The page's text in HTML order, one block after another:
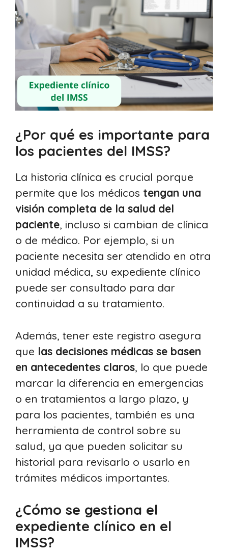
¿Por qué es importante para
los pacientes del IMSS?
La historia clínica es crucial porque
permite que los médicos tengan una
visión completa de la salud del
paciente, incluso si cambian de clínica
o de médico. Por ejemplo, si un
paciente necesita ser atendido en otra
unidad médica, su expediente clínico
puede ser consultado para dar
continuidad a su tratamiento.
Además, tener este registro asegura
que las decisiones médicas se basen
en antecedentes claros, lo que puede
marcar la diferencia en emergencias
o en tratamientos a largo plazo, y
para los pacientes, también es una
herramienta de control sobre su
salud, ya que pueden solicitar su
historial para revisarlo o usarlo en
trámites médicos importantes.
¿Cómo se gestiona el
expediente clínico en el
IMSS?